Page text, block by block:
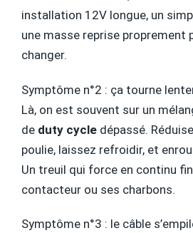
installation 12V longue, un
une masse reprise proprement
changer.
Symptôme n°2 : ça tourne
Là, on est souvent sur un
de duty cycle dépassé.
poulie, laissez refroidir, et
Un treuil qui force en continu
contacteur ou ses charbons.
Symptôme n°3 : le câble